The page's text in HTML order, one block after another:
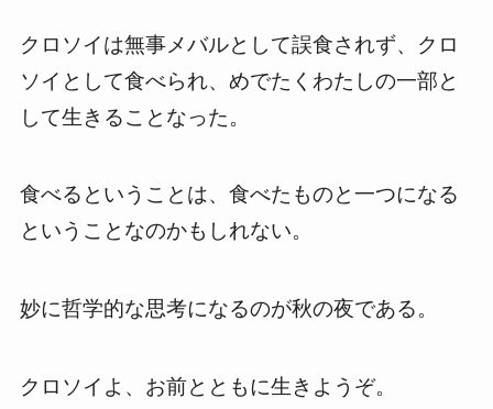
クロソイは無事メバルとして誤食されず、クロ
ソイとして食べられ、めでたくわたしの一部と
して生きることなった。
食べるということは、食べたものと一つになる
ということなのかもしれない。
妙に哲学的な思考になるのが秋の夜である。
クロソイよ、お前とともに生きようぞ。